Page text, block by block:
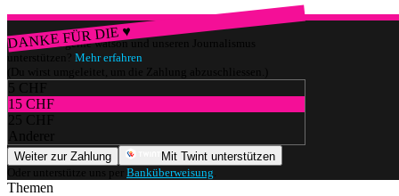
DANKE FÜR DIE ♥
Würdest du gerne watson und unseren Journalismus
unterstützen? Mehr erfahren
(Du wirst umgeleitet, um die Zahlung abzuschliessen.)
5 CHF
15 CHF
25 CHF
Anderer
Weiter zur Zahlung
Mit Twint unterstützen
Oder unterstütze uns per Banküberweisung
Themen